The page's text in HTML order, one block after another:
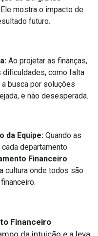
mostra o impacto de
futuro.
Ao projetar as finanças,
como falta
busca por soluções
e não desesperada.
da Equipe: Quando as
departamento
Financeiro
cultura onde todos são
Financeiro
da intuição e a leva